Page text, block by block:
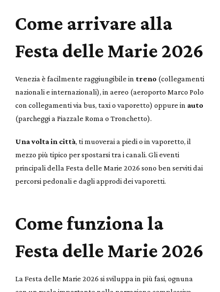
Come arrivare alla
Festa delle Marie 2026
Venezia è facilmente raggiungibile in treno (collegamenti
nazionali e internazionali), in aereo (aeroporto Marco Polo
con collegamenti via bus, taxi o vaporetto) oppure in auto
(parcheggi a Piazzale Roma o Tronchetto).
Una volta in città, ti muoverai a piedi o in vaporetto, il
mezzo più tipico per spostarsi tra i canali. Gli eventi
principali della Festa delle Marie 2026 sono ben serviti dai
percorsi pedonali e dagli approdi dei vaporetti.
Come funziona la
Festa delle Marie 2026
La Festa delle Marie 2026 si sviluppa in più fasi, ognuna